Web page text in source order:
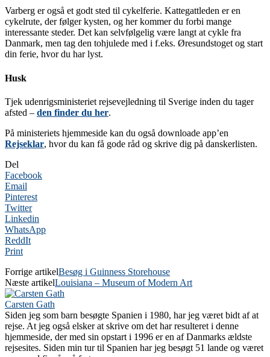
Varberg er også et godt sted til cykelferie. Kattegattleden er en
cykelrute, der følger kysten, og her kommer du forbi mange
interessante steder. Det kan selvfølgelig være langt at cykle fra
Danmark, men tag den tohjulede med i f.eks. Øresundstoget og start
din ferie, hvor du har lyst.
Husk
Tjek udenrigsministeriet rejsevejledning til Sverige inden du tager
afsted – den finder du her.
På ministeriets hjemmeside kan du også downloade app’en
Rejseklar, hvor du kan få gode råd og skrive dig på danskerlisten.
Del
Facebook
Email
Pinterest
Twitter
Linkedin
WhatsApp
ReddIt
Print
Forrige artikelBesøg i Guinness Storehouse
Næste artikelLouisiana – Museum of Modern Art
Carsten Gath
Siden jeg som barn besøgte Spanien i 1980, har jeg været bidt af at
rejse. At jeg også elsker at skrive om det har resulteret i denne
hjemmeside, der med sin opstart i 1996 er en af Danmarks ældste
rejsesites. Siden min tur til Spanien har jeg besøgt 51 lande og været